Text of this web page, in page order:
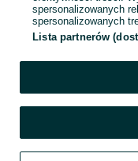
spersonalizowanych
spersonalizowanych
Lista partnerów